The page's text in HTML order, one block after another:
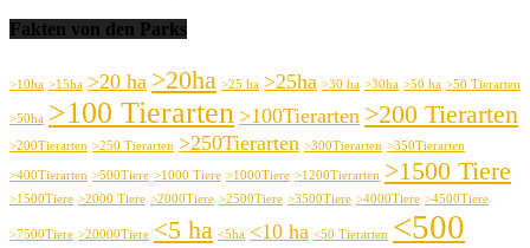
Fakten von den Parks
>10ha >15ha >20 ha >20ha >25 ha >25ha >30 ha >30ha >50 ha >50 Tierarten
>50ha >100 Tierarten >100Tierarten >200 Tierarten
>200Tierarten >250 Tierarten >250Tierarten >300Tierarten >350Tierarten
>400Tierarten >500Tiere >1000 Tiere >1000Tiere >1200Tierarten >1500 Tiere
>1500Tiere >2000 Tiere >2000Tiere >2500Tiere >3500Tiere >4000Tiere >4500Tiere
>7500Tiere >20000Tiere <5 ha <5ha <10 ha <50 Tierarten <500